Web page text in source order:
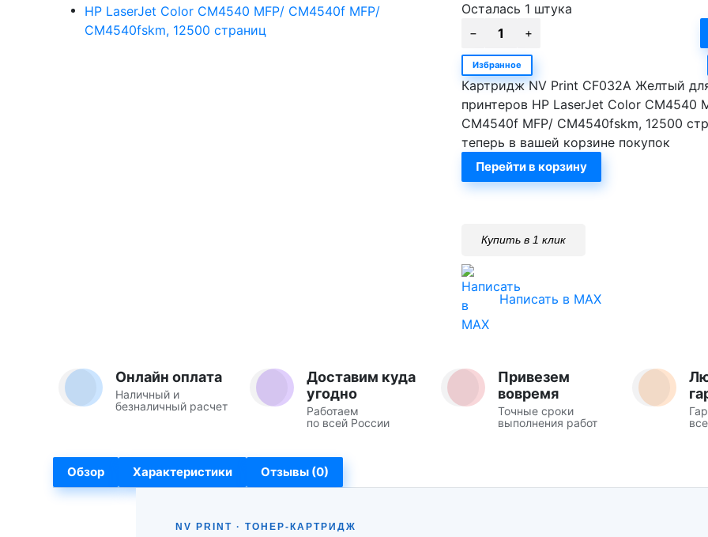
Осталась 1 штука
Избранное
Картридж NV Print CF032A Желтый
принтеров HP LaserJet Color CM4540
CM4540f MFP/ CM4540fskm, 12500
теперь в вашей корзине покупок
Перейти в корзину
Купить в 1 клик
Написать в MAX
Онлайн оплата
Наличный и
безналичный расчет
Доставим куда
угодно
Работаем
по всей России
Привезем
вовремя
Точные сроки
выполнения работ
Обзор Характеристики Отзывы (0)
NV PRINT · ТОНЕР-КАРТРИДЖ